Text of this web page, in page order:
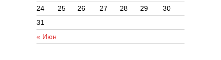
« Июн
24
25 26 27 28 29
30
31